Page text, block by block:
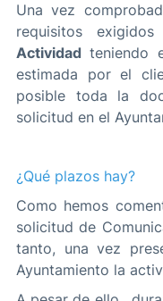
Una vez
requisitos
Actividad teniendo
estimada por el
posible toda la
solicitud en el
¿Qué plazos hay?
Como hemos
solicitud de
tanto, una vez
Ayuntamiento la